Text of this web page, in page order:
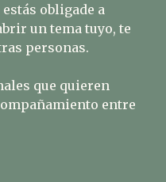
obligade a
un tema tuyo, te
personas.
que quieren
entre